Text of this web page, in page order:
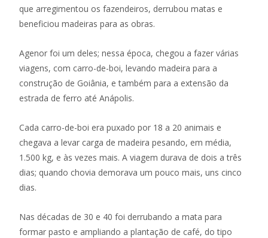
que arregimentou os fazendeiros, derrubou matas e
beneficiou madeiras para as obras.
Agenor foi um deles; nessa época, chegou a fazer várias
viagens, com carro-de-boi, levando madeira para a
construção de Goiânia, e também para a extensão da
estrada de ferro até Anápolis.
Cada carro-de-boi era puxado por 18 a 20 animais e
chegava a levar carga de madeira pesando, em média,
1.500 kg, e às vezes mais. A viagem durava de dois a três
dias; quando chovia demorava um pouco mais, uns cinco
dias.
Nas décadas de 30 e 40 foi derrubando a mata para
formar pasto e ampliando a plantação de café, do tipo